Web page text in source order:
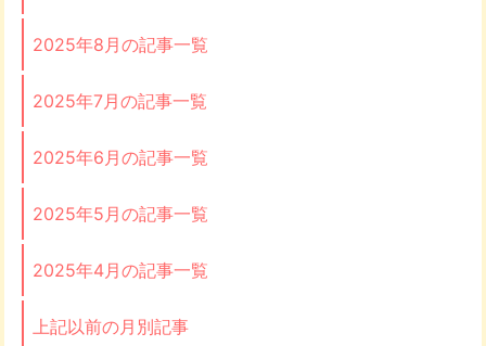
2025年8月の記事一覧
2025年7月の記事一覧
2025年6月の記事一覧
2025年5月の記事一覧
2025年4月の記事一覧
上記以前の月別記事